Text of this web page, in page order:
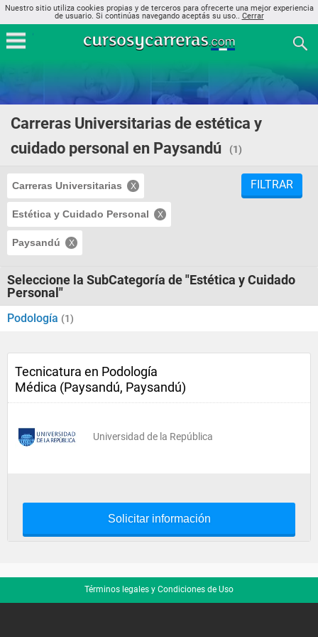
Nuestro sitio utiliza cookies propias y de terceros para ofrecerte una mejor experiencia
de usuario. Si continúas navegando aceptás su uso.. Cerrar
Carreras Universitarias de estética y
cuidado personal en Paysandú
(1)
Carreras Universitarias
Estética y Cuidado Personal
Paysandú
FILTRAR
Seleccione la SubCategoría de "Estética y Cuidado
Personal"
Podología (1)
Tecnicatura en Podología
Médica (Paysandú, Paysandú)
Universidad de la República
Solicitar información
Términos legales y Condiciones de Uso